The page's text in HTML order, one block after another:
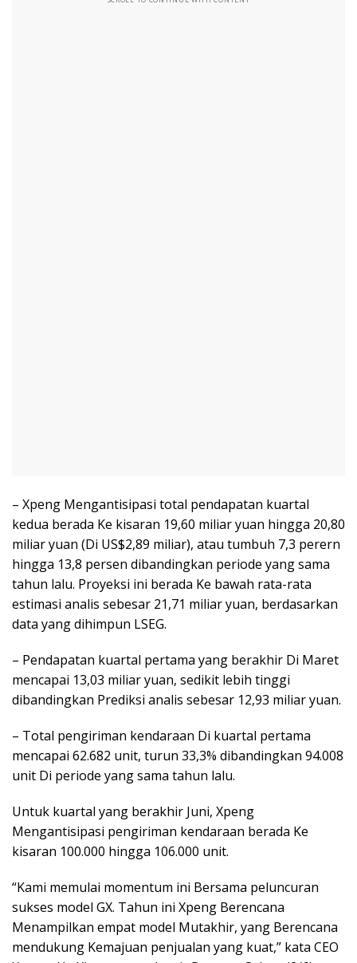
– Xpeng Mengantisipasi total pendapatan kuartal
kedua berada Ke kisaran 19,60 miliar yuan hingga 20,80
miliar yuan (Di US$2,89 miliar), atau tumbuh 7,3 perern
hingga 13,8 persen dibandingkan periode yang sama
tahun lalu. Proyeksi ini berada Ke bawah rata-rata
estimasi analis sebesar 21,71 miliar yuan, berdasarkan
data yang dihimpun LSEG.
– Pendapatan kuartal pertama yang berakhir Di Maret
mencapai 13,03 miliar yuan, sedikit lebih tinggi
dibandingkan Prediksi analis sebesar 12,93 miliar yuan.
– Total pengiriman kendaraan Di kuartal pertama
mencapai 62.682 unit, turun 33,3% dibandingkan 94.008
unit Di periode yang sama tahun lalu.
Untuk kuartal yang berakhir Juni, Xpeng
Mengantisipasi pengiriman kendaraan berada Ke
kisaran 100.000 hingga 106.000 unit.
“Kami memulai momentum ini Bersama peluncuran
sukses model GX. Tahun ini Xpeng Berencana
Menampilkan empat model Mutakhir, yang Berencana
mendukung Kemajuan penjualan yang kuat,” kata CEO